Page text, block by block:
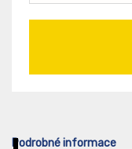
Podrobné informace